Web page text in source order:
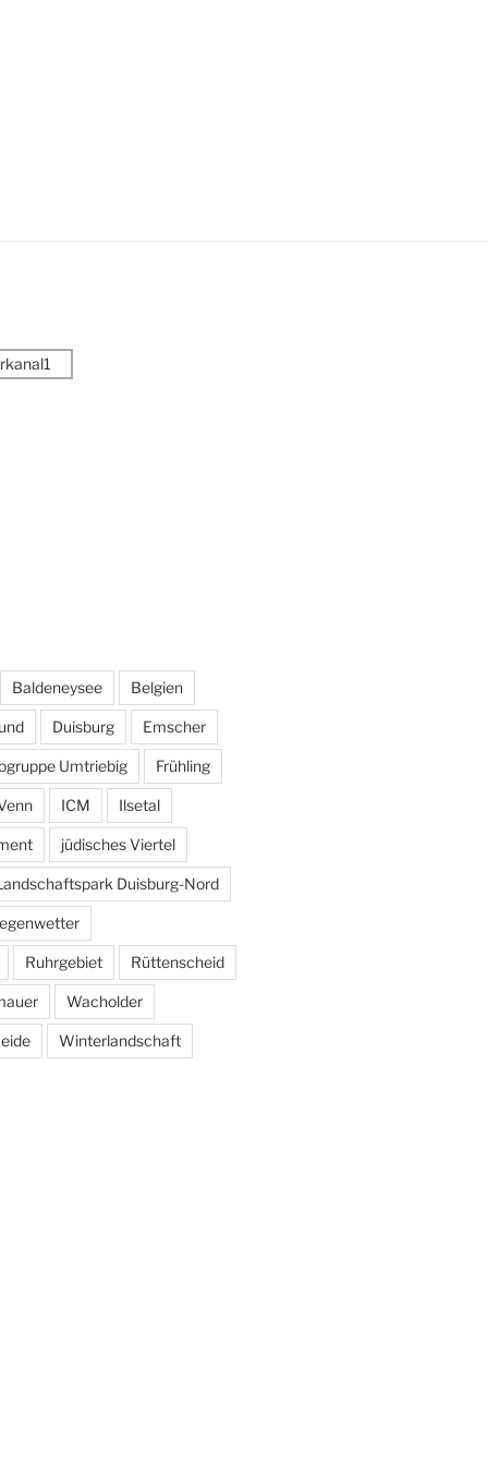
Baldeneysee Belgien
Duisburg Emscher
Umtriebig Frühling
ICM Ilsetal
jüdisches Viertel
Duisburg-Nord
Ruhrgebiet Rüttenscheid
Wacholder
Winterlandschaft